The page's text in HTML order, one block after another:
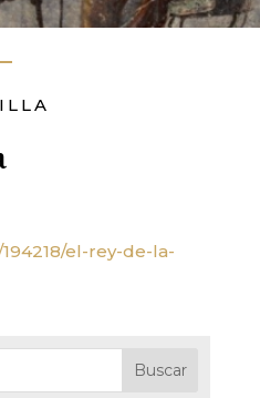
el-rey-de-la-
Buscar